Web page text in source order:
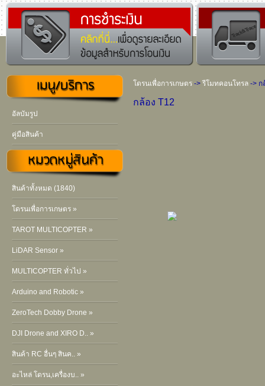
อัลบัมรูป
คู่มือสินค้า
สินค้าทั้งหมด (1840)
โดรนเพื่อการเกษตร »
TAROT MULTICOPTER »
LiDAR Sensor »
MULTICOPTER ทั่วไป »
Arduino and Robotic »
ZeroTech Dobby Drone »
DJI Drone and XIRO D.. »
สินค้า RC อื่นๆ สินค.. »
อะไหล่ โดรน,เครื่องบ.. »
โดรนเพื่อการเกษตร ->รีโมทคอนโทรล -> ก
กล้อง T12